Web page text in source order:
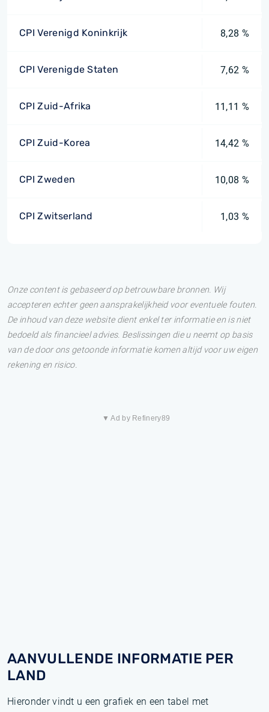
CPI Verenigd Koninkrijk 8,28 %
CPI Verenigde Staten 7,62 %
CPI Zuid-Afrika 11,11 %
CPI Zuid-Korea 14,42 %
CPI Zweden 10,08 %
CPI Zwitserland 1,03 %
Onze content is gebaseerd op betrouwbare bronnen. Wij
accepteren echter geen aansprakelijkheid voor eventuele fouten.
De inhoud van deze website dient enkel ter informatie en is niet
bedoeld als financieel advies. Beslissingen die u neemt op basis
van de door ons getoonde informatie komen altijd voor uw eigen
rekening en risico.
▼ Ad by Refinery89
AANVULLENDE INFORMATIE PER
LAND
Hieronder vindt u een grafiek en een tabel met